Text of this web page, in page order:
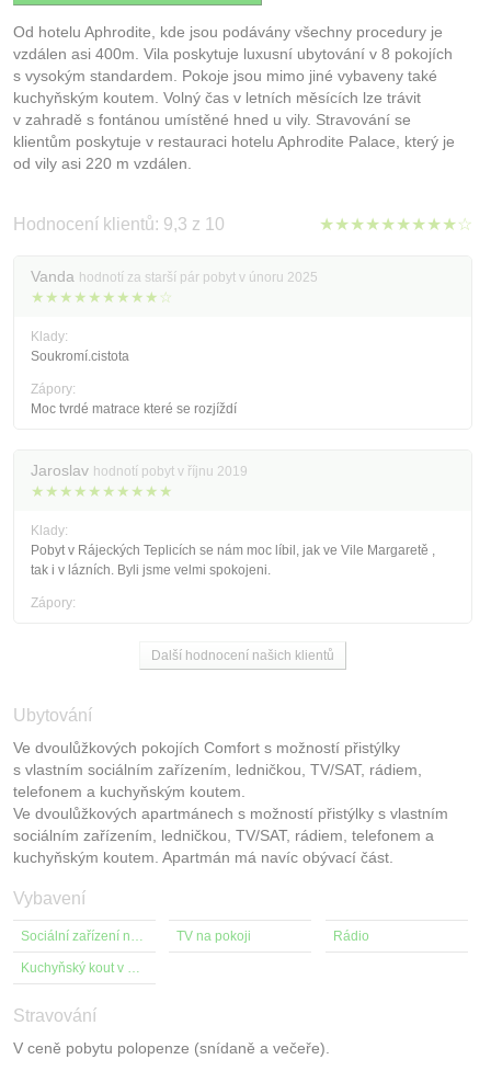
Od hotelu Aphrodite, kde jsou podávány všechny procedury je
vzdálen asi 400m. Vila poskytuje luxusní ubytování v 8 pokojích
s vysokým standardem. Pokoje jsou mimo jiné vybaveny také
kuchyňským koutem. Volný čas v letních měsících lze trávit
v zahradě s fontánou umístěné hned u vily. Stravování se
klientům poskytuje v restauraci hotelu Aphrodite Palace, který je
od vily asi 220 m vzdálen.
Hodnocení klientů: 9,3 z 10 ★★★★★★★★★☆
Vanda hodnotí za starší pár pobyt v únoru 2025
★★★★★★★★★☆
Klady:
Soukromí.cistota
Zápory:
Moc tvrdé matrace které se rozjíždí
Jaroslav hodnotí pobyt v říjnu 2019
★★★★★★★★★★
Klady:
Pobyt v Rájeckých Teplicích se nám moc líbil, jak ve Vile Margaretě ,
tak i v lázních. Byli jsme velmi spokojeni.
Zápory:
Další hodnocení našich klientů
Ubytování
Ve dvoulůžkových pokojích Comfort s možností přistýlky
s vlastním sociálním zařízením, ledničkou, TV/SAT, rádiem,
telefonem a kuchyňským koutem.
Ve dvoulůžkových apartmánech s možností přistýlky s vlastním
sociálním zařízením, ledničkou, TV/SAT, rádiem, telefonem a
kuchyňským koutem. Apartmán má navíc obývací část.
Vybavení
Sociální zařízení na pokoji TV na pokoji Rádio
Kuchyňský kout v pokoji
Stravování
V ceně pobytu polopenze (snídaně a večeře).